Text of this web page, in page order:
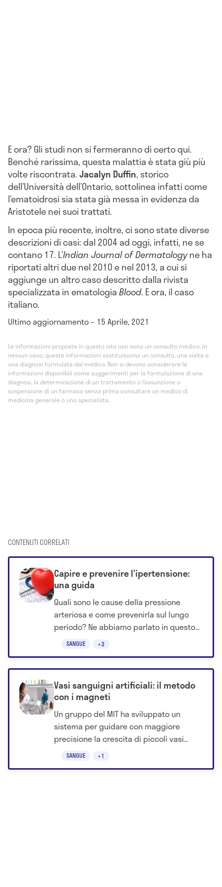
E ora? Gli studi non si fermeranno di certo qui.
Benché rarissima, questa malattia è stata giù più
volte riscontrata.Jacalyn Duffin, storico
dell’Università dell’Ontario, sottolinea infatti come
l’ematoidrosi sia stata già messa in evidenza da
Aristotele nei suoi trattati.
In epoca più recente, inoltre, ci sono state diverse
descrizioni di casi: dal 2004 ad oggi, infatti, ne se
contano 17. L’Indian Journal of Dermatologyne ha
riportati altri due nel 2010 e nel 2013, a cui si
aggiunge un altro caso descritto dalla rivista
specializzata in ematologiaBlood. E ora, il caso
italiano.
Ultimo aggiornamento – 15 Aprile, 2021
Le informazioni proposte in questo sito non sono un consulto medico. In
nessun caso, queste informazioni sostituiscono un consulto, una visita o
una diagnosi formulata dal medico. Non si devono considerare le
informazioni disponibili come suggerimenti per la formulazione di una
diagnosi, la determinazione di un trattamento o l’assunzione o
sospensione di un farmaco senza prima consultare un medico di
medicina generale o uno specialista.
CONTENUTI CORRELATI
SANGUE +3
Capire e prevenire l’ipertensione:
una guida
Quali sono le cause della pressione
arteriosa e come prevenirla sul lungo
periodo? Ne abbiamo parlato in questo
approfondimento.
SANGUE +1
Vasi sanguigni artificiali: il metodo
con i magneti
Un gruppo del MIT ha sviluppato un
sistema per guidare con maggiore
precisione la crescita di piccoli vasi
sanguigni in laboratorio. La tecnica usa